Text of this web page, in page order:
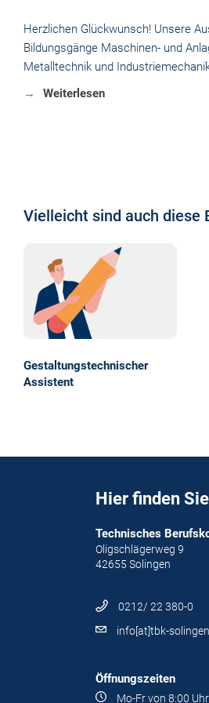
Herzlichen Glückwunsch! Unsere
Bildungsgänge Maschinen- und
Metalltechnik und
Weiterlesen
Vielleicht sind auch diese
Graveur
Hier finden
Technisches
Oligschlägerweg 9
42655 Solingen
0212/ 22 380-0
info[at]tbk-
Öffnungszeiten
Mo-Fr von 8:00